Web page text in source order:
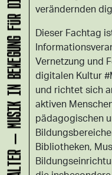
verändernden
Dieser Fachtag
Vernetzung und
digitalen Kultur
und richtet sich
aktiven
pädagogischen
Bibliotheken,